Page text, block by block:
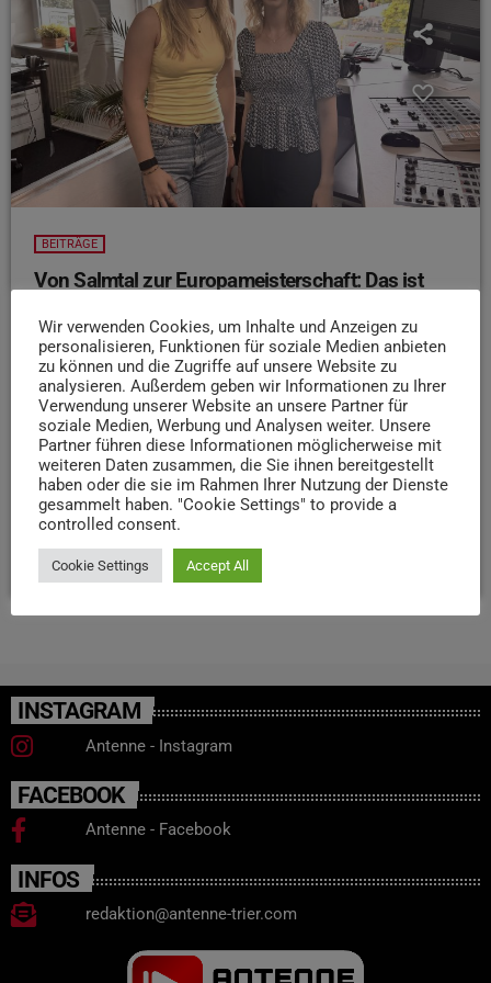
BEITRÄGE
Von Salmtal zur Europameisterschaft: Das ist
Anna-Sophie Schmitt ist 21, kommt aus Salmtal und
macht schon seit ihrer Kindheit Leistungssport. Mit grade
mal 13 Jahren kam sie zum Hochsprung, den sie seitdem
professionell betreibt. Und das hat sich rentiert, denn vor
Kurzem hat sie die Qualifikation für die U23 Leichtathletik
Europameisterschaft in Norwegen erhalten
Bevor
es für sie losgeht, hat sie noch einen Abstecher bei Dori
im Studio gemacht.
today 14. JULI 2025 281 5
INSTAGRAM
Antenne - Instagram
FACEBOOK
Antenne - Facebook
INFOS
redaktion@antenne-trier.com
Wir verwenden Cookies, um Inhalte und Anzeigen zu
personalisieren, Funktionen für soziale Medien anbieten
zu können und die Zugriffe auf unsere Website zu
analysieren. Außerdem geben wir Informationen zu Ihrer
Verwendung unserer Website an unsere Partner für
soziale Medien, Werbung und Analysen weiter. Unsere
Partner führen diese Informationen möglicherweise mit
weiteren Daten zusammen, die Sie ihnen bereitgestellt
haben oder die sie im Rahmen Ihrer Nutzung der Dienste
gesammelt haben. "Cookie Settings" to provide a
controlled consent.
Cookie Settings Accept All